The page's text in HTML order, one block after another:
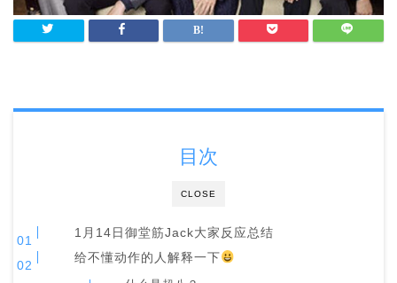
CLOSE
目次
1月14日御堂筋Jack大家反应总结
给不懂动作的人解释一下